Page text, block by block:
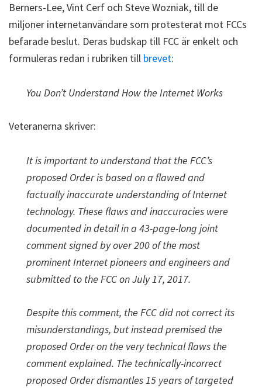
Berners-Lee, Vint Cerf och Steve Wozniak, till de
miljoner internetanvändare som protesterat mot FCCs
befarade beslut. Deras budskap till FCC är enkelt och
formuleras redan i rubriken till brevet:
You Don’t Understand How the Internet Works
Veteranerna skriver:
It is important to understand that the FCC’s
proposed Order is based on a flawed and
factually inaccurate understanding of Internet
technology. These flaws and inaccuracies were
documented in detail in a 43-page-long joint
comment signed by over 200 of the most
prominent Internet pioneers and engineers and
submitted to the FCC on July 17, 2017.
Despite this comment, the FCC did not correct its
misunderstandings, but instead premised the
proposed Order on the very technical flaws the
comment explained. The technically-incorrect
proposed Order dismantles 15 years of targeted